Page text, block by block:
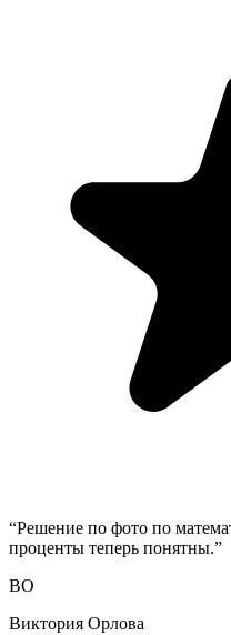
“Решение по фото по
проценты теперь понятны.”
ВО
Виктория Орлова